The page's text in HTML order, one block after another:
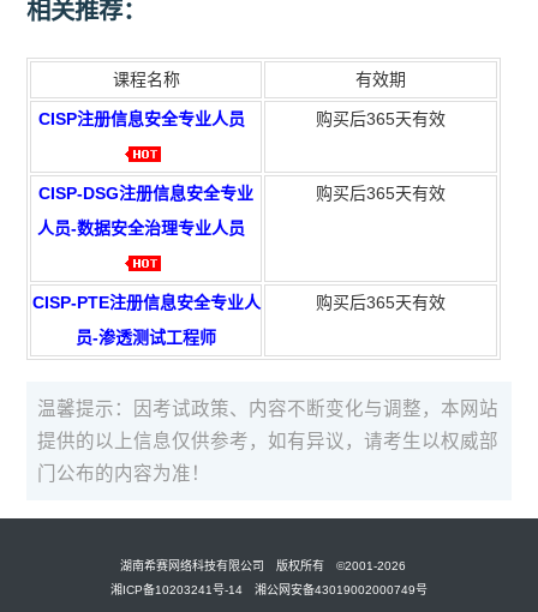
相关推荐：
课程名称 有效期
CISP注册信息安全专业人员 购买后365天有效
CISP-DSG注册信息安全专业
人员-数据安全治理专业人员
购买后365天有效
CISP-PTE注册信息安全专业人
员-渗透测试工程师
购买后365天有效
温馨提示：因考试政策、内容不断变化与调整，本网站
提供的以上信息仅供参考，如有异议，请考生以权威部
门公布的内容为准！
湖南希赛网络科技有限公司 版权所有 ©2001-2026
湘ICP备10203241号-14 湘公网安备43019002000749号